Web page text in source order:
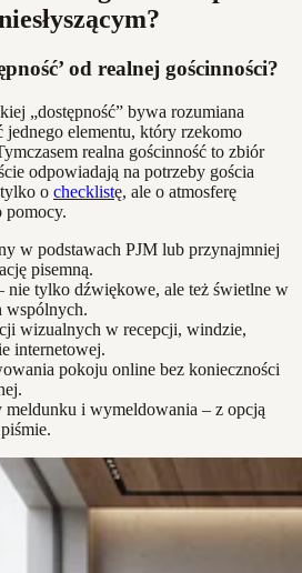
od realnej gościnności?
„dostępność” bywa rozumiana
jednego elementu, który rzekomo
realna gościnność to zbiór
odpowiadają na potrzeby gościa
o checklistę, ale o atmosferę
pomocy.
w podstawach PJM lub przynajmniej
pisemną.
nie tylko dźwiękowe, ale też świetlne w
wspólnych.
wizualnych w recepcji, windzie,
internetowej.
pokoju online bez konieczności
meldunku i wymeldowania – z opcją